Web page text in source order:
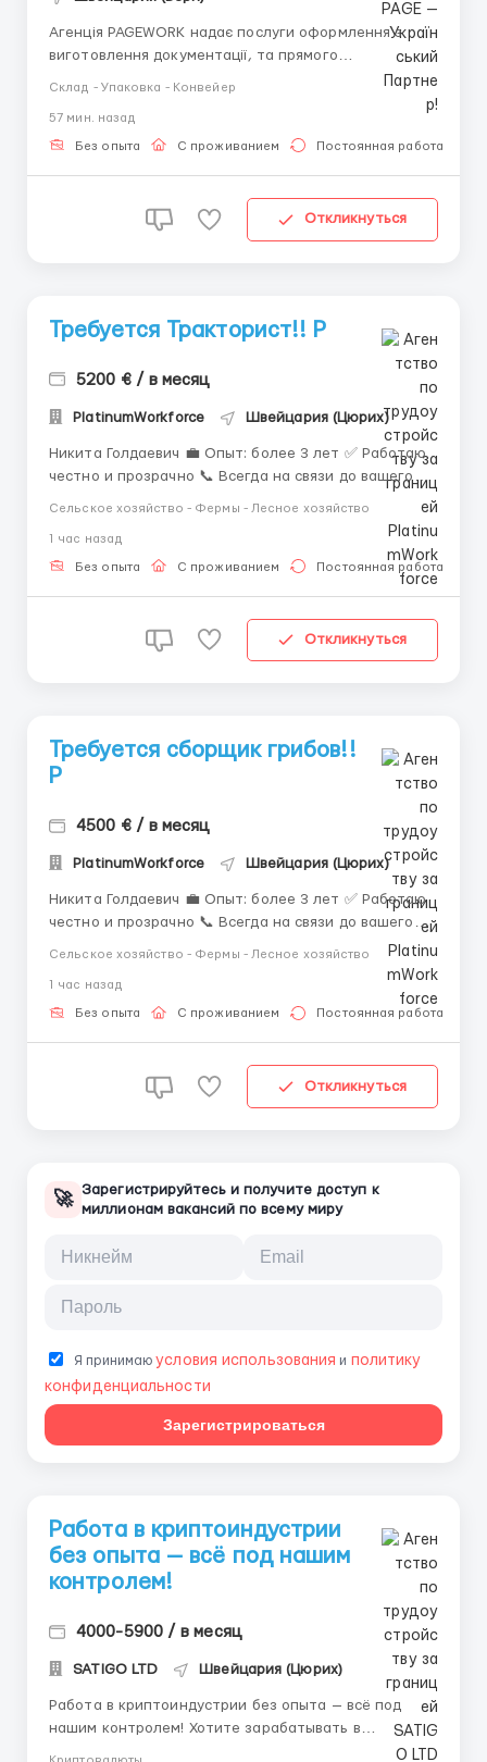
Агенція PAGEWORK надає послуги оформлення з
виготовлення документації, та прямого
підбору вакансії: Головний Рекрутер: Віталій
Шевченко Телефон для консультацій \ для підбору
Склад - Упаковка - Конвейер
57 мин. назад
Без опыта С проживанием Постоянная работа
Откликнуться
Требуется Тракторист!! P
5200 € / в месяц
PlatinumWorkforce Швейцария (Цюрих)
Никита Голдаевич 💼 Опыт: более 3 лет ✅ Работаю
честно и прозрачно 📞 Всегда на связи до вашего
Тракторист — отличная возможность начать или
продолжить карьеру за границей. ...
Сельское хозяйство - Фермы - Лесное хозяйство
1 час назад
Без опыта С проживанием Постоянная работа
Откликнуться
Требуется сборщик грибов!!
P
4500 € / в месяц
PlatinumWorkforce Швейцария (Цюрих)
Никита Голдаевич 💼 Опыт: более 3 лет ✅ Работаю
честно и прозрачно 📞 Всегда на связи до вашего
Местоположение:Швейцария, кантон Во
Компания: Mushroom Farm Switzerland Должн...
Сельское хозяйство - Фермы - Лесное хозяйство
1 час назад
Без опыта С проживанием Постоянная работа
Откликнуться
🚀 Зарегистрируйтесь и получите доступ к
миллионам вакансий по всему миру
Я принимаюусловия использования и политику
конфиденциальности
Зарегистрироваться
Работа в криптоиндустрии
без опыта — всё под нашим
контролем!
4000-5900 / в месяц
SATIGO LTD Швейцария (Цюрих)
Работа в криптоиндустрии без опыта — всё под
нашим контролем! Хотите зарабатывать в